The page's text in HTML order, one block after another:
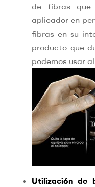
de fibras que
aplicador en
fibras en su
producto que
podemos usar
Utilización de